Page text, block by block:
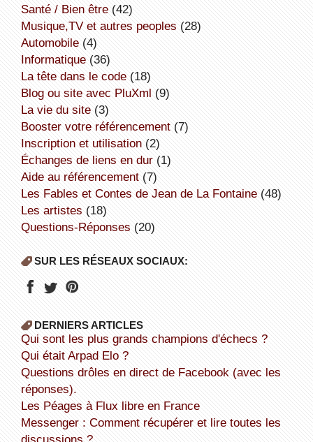
Santé / Bien être(42)
Musique,TV et autres peoples (28)
Automobile(4)
informatique(36)
la tête dans le code(18)
Blog ou site avec PluXml (9)
la vie du site(3)
booster votre référencement(7)
inscription et utilisation(2)
échanges de liens en dur(1)
aide au référencement(7)
Les Fables et Contes de Jean de La Fontaine(48)
Les artistes (18)
Questions-Réponses (20)
SUR LES RÉSEAUX SOCIAUX:
DERNIERS ARTICLES
Qui sont les plus grands champions d'échecs ?
Qui était Arpad Elo ?
Questions drôles en direct de Facebook (avec les
réponses).
Les Péages à Flux libre en France
Messenger : Comment récupérer et lire toutes les
discussions ?